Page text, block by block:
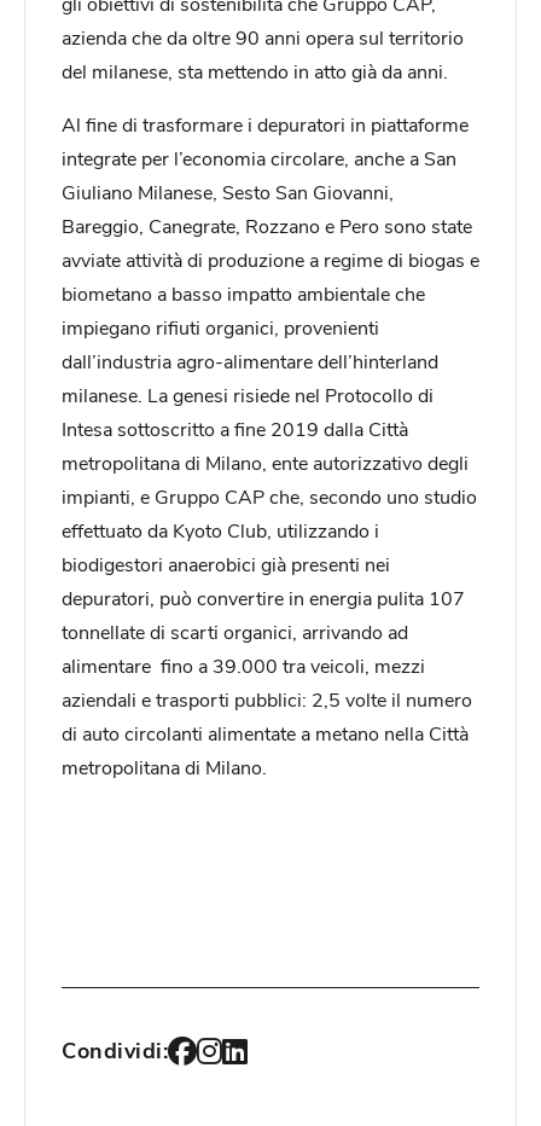
azienda che da oltre 90 anni opera sul territorio
del milanese, sta mettendo in atto già da anni.
Al fine di trasformare i depuratori in piattaforme
integrate per l’economia circolare, anche a San
Giuliano Milanese, Sesto San Giovanni,
Bareggio, Canegrate, Rozzano e Pero sono state
avviate attività di produzione a regime di biogas e
biometano a basso impatto ambientale che
impiegano rifiuti organici, provenienti
dall’industria agro-alimentare dell’hinterland
milanese. La genesi risiede nel Protocollo di
Intesa sottoscritto a fine 2019 dalla Città
metropolitana di Milano, ente autorizzativo degli
impianti, e Gruppo CAP che, secondo uno studio
effettuato da Kyoto Club, utilizzando i
biodigestori anaerobici già presenti nei
depuratori, può convertire in energia pulita 107
tonnellate di scarti organici, arrivando ad
alimentare fino a 39.000 tra veicoli, mezzi
aziendali e trasporti pubblici: 2,5 volte il numero
di auto circolanti alimentate a metano nella Città
metropolitana di Milano.
Condividi: